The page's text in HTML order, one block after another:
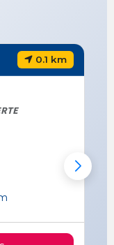
0.1 km